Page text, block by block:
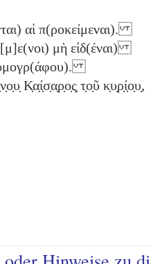
αἱ π(ροκείμεναι).
μὴ εἰδ(έναι)
Κ̣α̣ί̣σ̣α̣ρ̣ο̣ς̣ τ̣ο̣ῦ κ̣υ̣ρ̣ί̣ο̣υ̣,